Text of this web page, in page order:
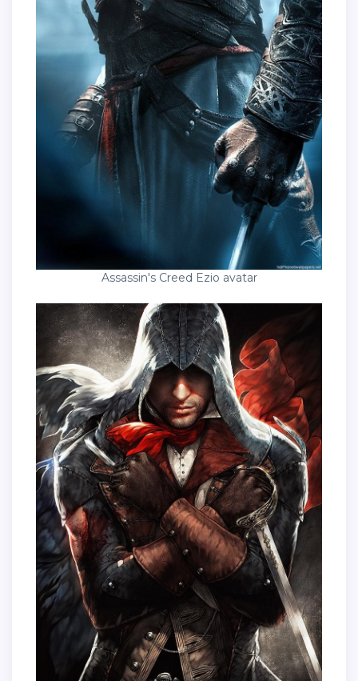
Assassin's Creed Ezio avatar